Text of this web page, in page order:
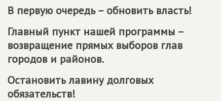
В первую очередь – обновить власть!
Главный пункт нашей программы –
возвращение прямых выборов глав
городов и районов.
Остановить лавину долговых
обязательств!